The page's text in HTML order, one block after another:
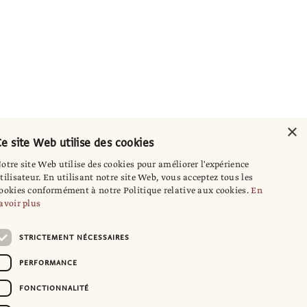
×
site Web utilise des cookies
site Web utilise des cookies pour améliorer l'expérience
En utilisant notre site Web, vous acceptez tous les
conformément à notre Politique relative aux cookies.En
plus
STRICTEMENT NÉCESSAIRES
PERFORMANCE
FONCTIONNALITÉ